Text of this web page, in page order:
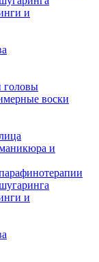
и
головы
воски
и
и